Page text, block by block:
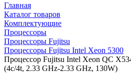
Главная
Каталог товаров
Комплектующие
Процессоры
Процессоры Fujitsu
Процессоры Fujitsu Intel Xeon 5300
Процессор Fujitsu Intel Xeon QC
(4c/4t, 2.33 GHz-2.33 GHz, 130W)